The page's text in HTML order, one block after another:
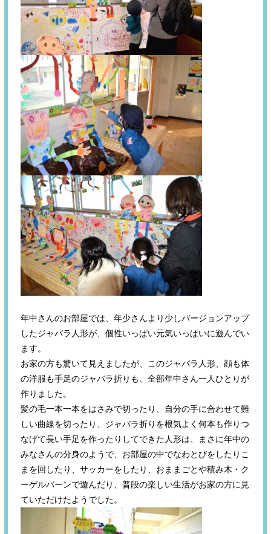
年中さんのお部屋では、年少さんより少しバージョンアップ
したジャバラ人形が、個性いっぱい元気いっぱいに遊んでい
ます。
お家の方も驚いて見えましたが、このジャバラ人形、顔も体
の洋服も手足のジャバラ折りも、全部年中さん一人ひとりが
作りました。
髪の毛一本一本をはさみで切ったり、自分の手に合わせて難
しい曲線を切ったり、ジャバラ折りを根気よく何本も作りつ
なげて長い手足を作ったりしてできた人形は、まさに年中の
みなさんの分身のようで、お部屋の中でなわとびをしたりこ
まを回したり、サッカーをしたり、おままごとや積み木・ク
ーゲルバーンで遊んだり、普段の楽しい生活がお家の方に見
ていただけたようでした。